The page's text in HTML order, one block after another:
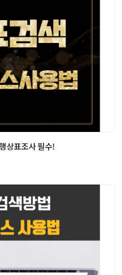
상표조사 필수!